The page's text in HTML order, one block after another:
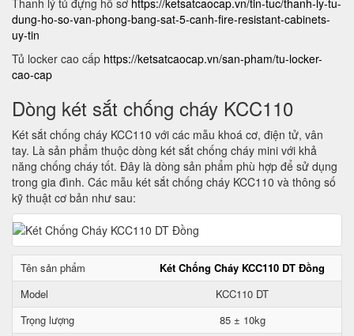
Thanh lý tủ đựng hồ sơ https://ketsatcaocap.vn/tin-tuc/thanh-ly-tu-
dung-ho-so-van-phong-bang-sat-5-canh-fire-resistant-cabinets-
uy-tin
Tủ locker cao cấp https://ketsatcaocap.vn/san-pham/tu-locker-
cao-cap
Dòng két sắt chống cháy KCC110
Két sắt chống cháy KCC110 với các mẫu khoá cơ, điện tử, vân
tay. Là sản phẩm thuộc dòng két sắt chống cháy mini với khả
năng chống cháy tốt. Đây là dòng sản phẩm phù hợp để sử dụng
trong gia đình. Các mẫu két sắt chống cháy KCC110 và thông số
kỹ thuật cơ bản như sau:
Tên sản phẩm
Két Chống Cháy KCC110 DT Đồng
Model
KCC110 DT
Trọng lượng
85 ± 10kg